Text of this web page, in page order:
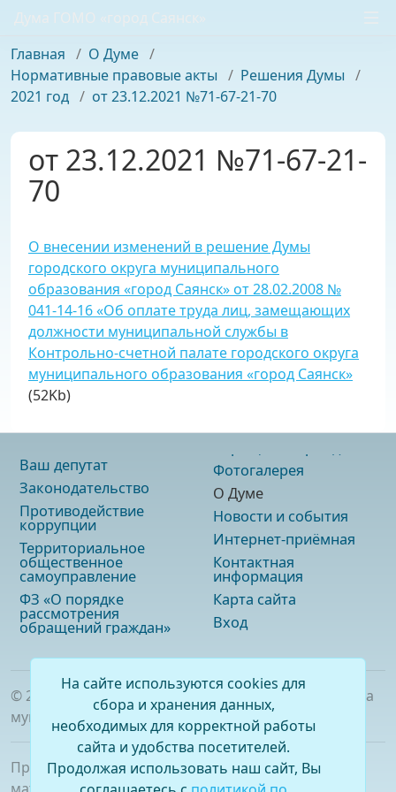
Дума ГОМО «город Саянск»
Главная / О Думе /
Нормативные правовые акты / Решения Думы /
2021 год / от 23.12.2021 №71-67-21-70
от 23.12.2021 №71-67-21-
70
О внесении изменений в решение Думы
городского округа муниципального
образования «город Саянск» от 28.02.2008 №
041-14-16 «Об оплате труда лиц, замещающих
должности муниципальной службы в
Контрольно-счетной палате городского округа
муниципального образования «город Саянск»
(52Kb)
Ваш депутат
Законодательство
Противодействие
коррупции
Территориальное
общественное
самоуправление
ФЗ «О порядке
рассмотрения
обращений граждан»
Фотогалерея
О Думе
Новости и события
Интернет-приёмная
Контактная
информация
Карта сайта
Вход
© 2026
. Официальный сайт Думы городского округа
муниципального образования «город Саянск»
При полном или частичном использовании
На сайте используются cookies для
сбора и хранения данных,
необходимых для корректной работы
сайта и удобства посетителей.
Продолжая использовать наш сайт, Вы